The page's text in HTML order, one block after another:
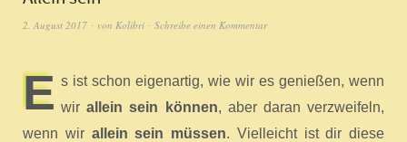
2. August 2017 von Kolibri Schreibe einen Kommentar
E s ist schon eigenartig, wie wir es genießen, wenn
wirallein sein können, aber daran verzweifeln,
wenn wir allein sein müssen. Vielleicht ist dir diese